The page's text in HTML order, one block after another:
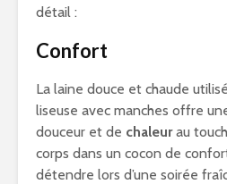
détail :
Confort
La laine douce et chaude
liseuse avec manches offre
douceur et de chaleurau
corps dans un cocon de
détendre lors d’une soirée